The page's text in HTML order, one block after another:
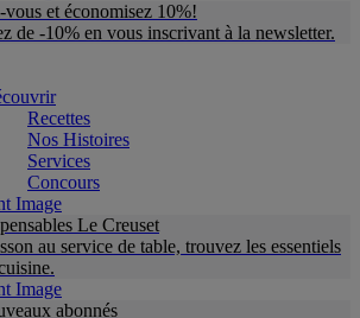
et économisez 10%!
de -10% en vous inscrivant à la newsletter.
Recettes
Nos Histoires
Services
Concours
Le Creuset
au service de table, trouvez les essentiels
abonnés